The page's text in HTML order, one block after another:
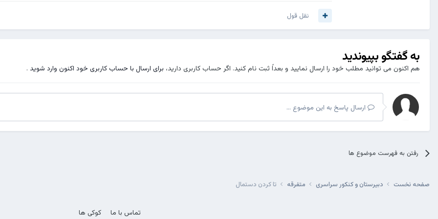
نقل قول
به گفتگو بپیوندید
هم اکنون می توانید مطلب خود را ارسال نمایید و بعداً ثبت نام کنید. اگر حساب کاربری دارید، برای ارسال با حساب کاربری خود اکنون وارد شوید .
ارسال پاسخ به این موضوع ...
رفتن به فهرست موضوع ها
صفحه نخست دبیرستان و کنکور سراسری متفرقه تا کردن دستمال
تماس با ما
کوکی ها